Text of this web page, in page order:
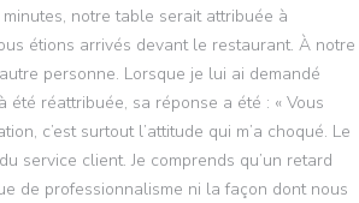
notre table serait attribuée à
étions arrivés devant le restaurant. À notre
personne. Lorsque je lui ai demandé
réattribuée, sa réponse a été : « Vous
c’est surtout l’attitude qui m’a choqué. Le
service client. Je comprends qu’un retard
de professionnalisme ni la façon dont nous